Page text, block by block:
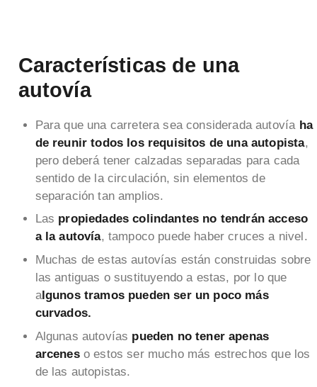
Características de una
autovía
Para que una carretera sea considerada autovía ha
de reunir todos los requisitos de una autopista,
pero deberá tener calzadas separadas para cada
sentido de la circulación, sin elementos de
separación tan amplios.
Las propiedades colindantes no tendrán acceso
a la autovía, tampoco puede haber cruces a nivel.
Muchas de estas autovías están construidas sobre
las antiguas o sustituyendo a estas, por lo que
algunos tramos pueden ser un poco más
curvados.
Algunas autovías pueden no tener apenas
arcenes o estos ser mucho más estrechos que los
de las autopistas.